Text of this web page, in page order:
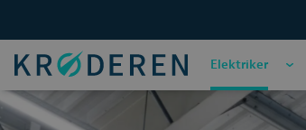
Elektriker